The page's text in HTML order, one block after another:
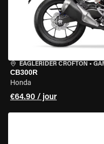
EAGLERIDER CROFTON •
CB300R
Honda
€64.90 / jour